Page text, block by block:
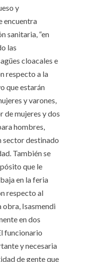
y
encuentra
sanitaria, “en
las
cloacales e
respecto a la
que estarán
y varones,
de mujeres y dos
hombres,
sector destinado
También se
que le
en la feria
respecto al
obra, Isasmendi
en dos
funcionario
y necesaria
de gente que